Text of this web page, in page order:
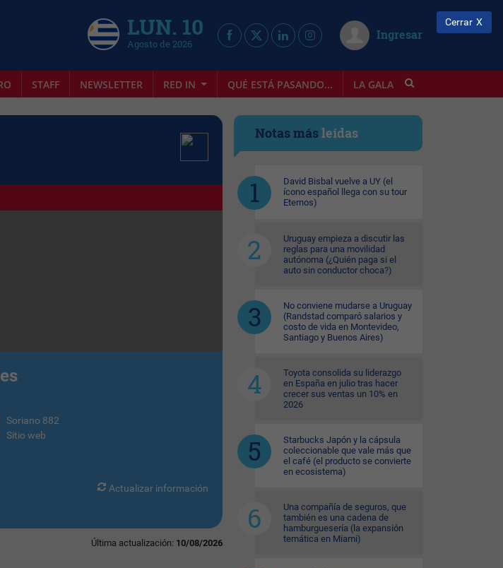
LUN. 10
Agosto de 2026
Ingresar
STAFF NEWSLETTER RED IN QUÉ ESTÁ PASANDO... LA GALA INFOSTYLE
Soriano 882
Sitio web
Actualizar información
Última actualización: 10/08/2026
Notas másleídas
David Bisbal vuelve a UY (el
ícono español llega con su tour
Eternos)
Uruguay empieza a discutir las
reglas para una movilidad
autónoma (¿Quién paga si el
auto sin conductor choca?)
No conviene mudarse a Uruguay
(Randstad comparó salarios y
costo de vida en Montevideo,
Santiago y Buenos Aires)
Toyota consolida su liderazgo
en España en julio tras hacer
crecer sus ventas un 10% en
2026
Starbucks Japón y la cápsula
coleccionable que vale más que
el café (el producto se convierte
en ecosistema)
Una compañía de seguros, que
también es una cadena de
hamburguesería (la expansión
temática en Miami)
Cerrar